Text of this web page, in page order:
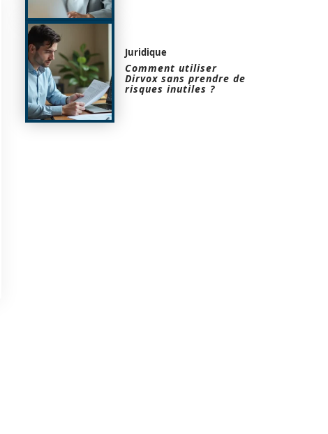
Juridique
Comment utiliser
Dirvox sans prendre de
risques inutiles ?